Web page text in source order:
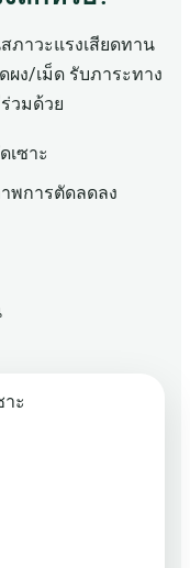
ภาวะแรงเสียดทาน
ผง/เม็ด รับภาระทาง
วมด้วย
เซาะ
พการตัดลดลง